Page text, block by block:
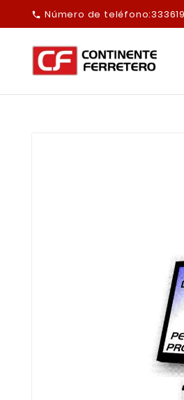
 Número de teléfono: